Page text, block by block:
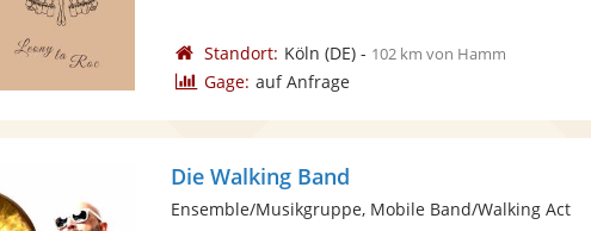
Standort: Köln (DE)- 102 km von Hamm
Gage: auf Anfrage
Die Walking Band
Ensemble/Musikgruppe, Mobile Band/Walking Act